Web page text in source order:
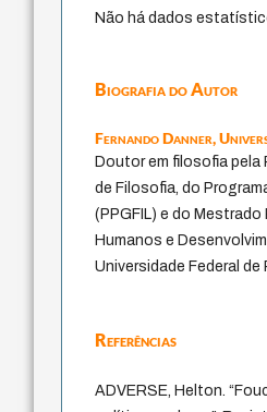
Não há dados
Biografia do Autor
Fernando Danner,
Doutor em filosofia
de Filosofia, do
(PPGFIL) e do
Humanos e
Universidade Federal de
Referências
ADVERSE, Helton.